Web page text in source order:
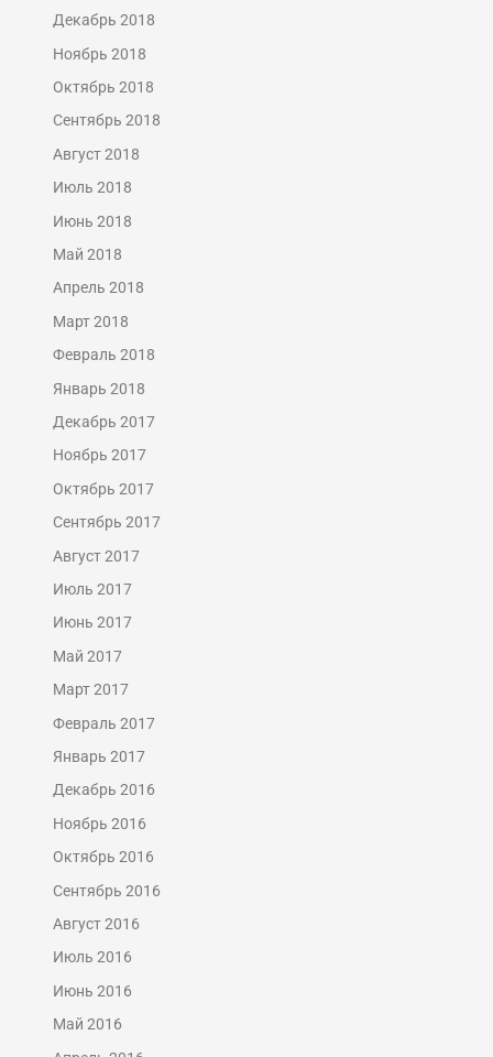
Декабрь 2018
Ноябрь 2018
Октябрь 2018
Сентябрь 2018
Август 2018
Июль 2018
Июнь 2018
Май 2018
Апрель 2018
Март 2018
Февраль 2018
Январь 2018
Декабрь 2017
Ноябрь 2017
Октябрь 2017
Сентябрь 2017
Август 2017
Июль 2017
Июнь 2017
Май 2017
Март 2017
Февраль 2017
Январь 2017
Декабрь 2016
Ноябрь 2016
Октябрь 2016
Сентябрь 2016
Август 2016
Июль 2016
Июнь 2016
Май 2016